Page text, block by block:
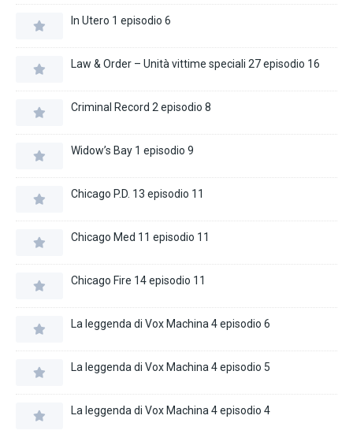
In Utero 1 episodio 6
Law & Order – Unità vittime speciali 27 episodio 16
Criminal Record 2 episodio 8
Widow’s Bay 1 episodio 9
Chicago P.D. 13 episodio 11
Chicago Med 11 episodio 11
Chicago Fire 14 episodio 11
La leggenda di Vox Machina 4 episodio 6
La leggenda di Vox Machina 4 episodio 5
La leggenda di Vox Machina 4 episodio 4